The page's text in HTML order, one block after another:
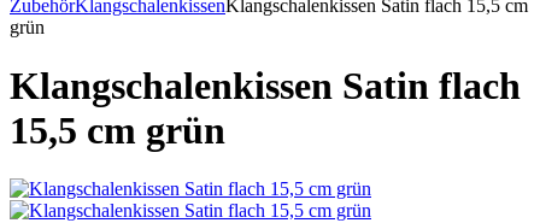
ZubehörKlangschalenkissenKlangschalenkissen Satin flach 15,5 cm
grün
Klangschalenkissen Satin flach
15,5 cm grün